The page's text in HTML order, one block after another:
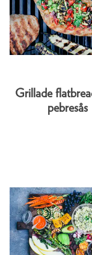
Grillade
pebresås